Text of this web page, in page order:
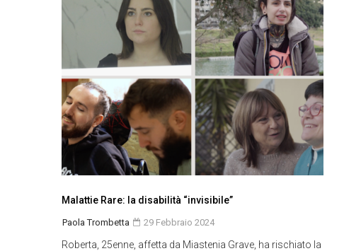
Malattie Rare: la disabilità “invisibile”
Paola Trombetta 29 Febbraio 2024
Roberta, 25enne, affetta da Miastenia Grave, ha rischiato la